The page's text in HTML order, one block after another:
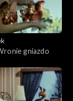
gniazdo